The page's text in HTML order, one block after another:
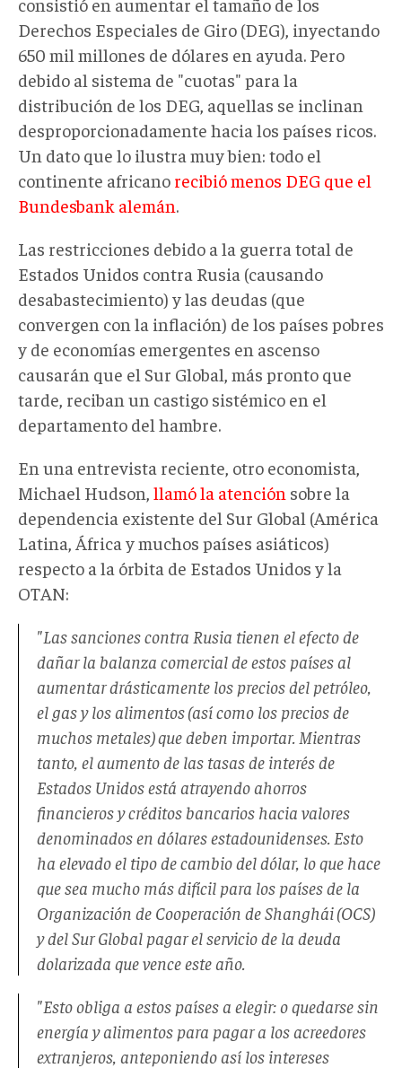
Derechos Especiales de Giro (DEG), inyectando
650 mil millones de dólares en ayuda. Pero
debido al sistema de "cuotas" para la
distribución de los DEG, aquellas se inclinan
desproporcionadamente hacia los países ricos.
Un dato que lo ilustra muy bien: todo el
continente africano recibió menos DEG que el
Bundesbank alemán.
Las restricciones debido a la guerra total de
Estados Unidos contra Rusia (causando
desabastecimiento) y las deudas (que
convergen con la inflación) de los países pobres
y de economías emergentes en ascenso
causarán que el Sur Global, más pronto que
tarde, reciban un castigo sistémico en el
departamento del hambre.
En una entrevista reciente, otro economista,
Michael Hudson, llamó la atención sobre la
dependencia existente del Sur Global (América
Latina, África y muchos países asiáticos)
respecto a la órbita de Estados Unidos y la
OTAN:
"Las sanciones contra Rusia tienen el efecto de
dañar la balanza comercial de estos países al
aumentar drásticamente los precios del petróleo,
el gas y los alimentos (así como los precios de
muchos metales) que deben importar. Mientras
tanto, el aumento de las tasas de interés de
Estados Unidos está atrayendo ahorros
financieros y créditos bancarios hacia valores
denominados en dólares estadounidenses. Esto
ha elevado el tipo de cambio del dólar, lo que hace
que sea mucho más difícil para los países de la
Organización de Cooperación de Shanghái (OCS)
y del Sur Global pagar el servicio de la deuda
dolarizada que vence este año.
"Esto obliga a estos países a elegir: o quedarse sin
energía y alimentos para pagar a los acreedores
extranjeros, anteponiendo así los intereses